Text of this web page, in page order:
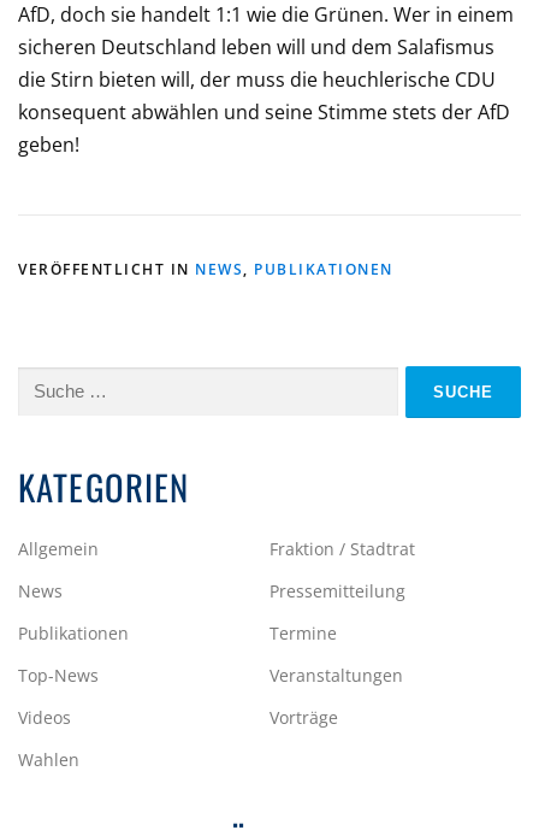
AfD, doch sie handelt 1:1 wie die Grünen. Wer in einem
sicheren Deutschland leben will und dem Salafismus
die Stirn bieten will, der muss die heuchlerische CDU
konsequent abwählen und seine Stimme stets der AfD
geben!
VERÖFFENTLICHT IN NEWS, PUBLIKATIONEN
Suche
KATEGORIEN
Allgemein
Fraktion / Stadtrat
News
Pressemitteilung
Publikationen
Termine
Top-News
Veranstaltungen
Videos
Vorträge
Wahlen